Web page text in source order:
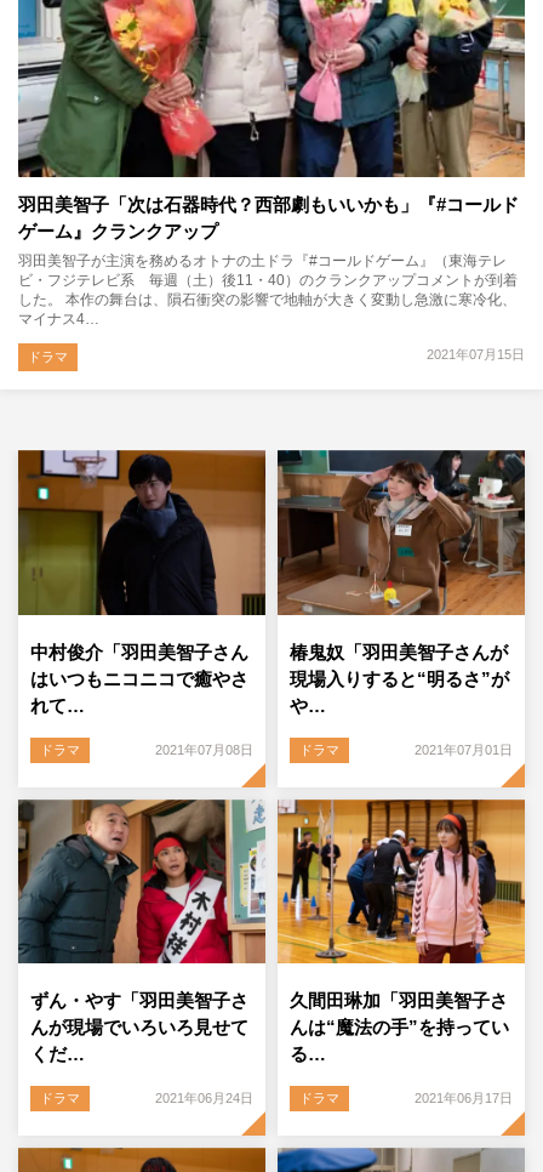
羽田美智子「次は石器時代？西部劇もいいかも」『#コールド
ゲーム』クランクアップ
羽田美智子が主演を務めるオトナの土ドラ『#コールドゲーム』（東海テレ
ビ・フジテレビ系 毎週（土）後11・40）のクランクアップコメントが到着
した。 本作の舞台は、隕石衝突の影響で地軸が大きく変動し急激に寒冷化、
マイナス4…
2021年07月15日
ドラマ
中村俊介「羽田美智子さん
はいつもニコニコで癒やさ
れて…
ドラマ 2021年07月08日
椿鬼奴「羽田美智子さんが
現場入りすると“明るさ”が
や…
ドラマ 2021年07月01日
ずん・やす「羽田美智子さ
んが現場でいろいろ見せて
くだ…
ドラマ 2021年06月24日
久間田琳加「羽田美智子さ
んは“魔法の手”を持ってい
る…
ドラマ 2021年06月17日